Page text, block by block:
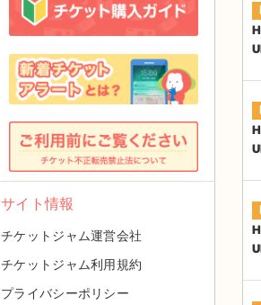
サイト情報
チケットジャム運営会社
チケットジャム利用規約
プライバシーポリシー